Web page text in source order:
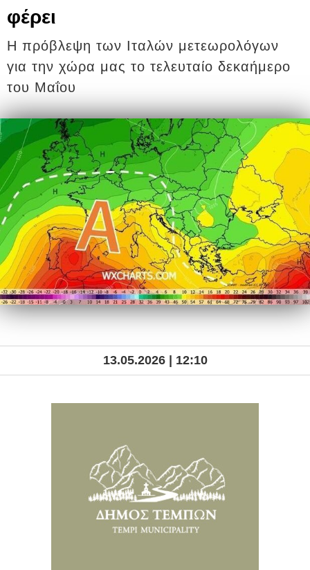
φέρει
Η πρόβλεψη των Ιταλών μετεωρολόγων
για την χώρα μας το τελευταίο δεκαήμερο
του Μαΐου
13.05.2026 | 12:10